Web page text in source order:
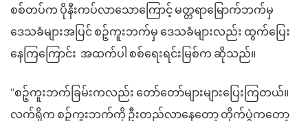
စစ်တပ်က ပိုနီးကပ်လာသောကြောင့် မတ္တရာမြောက်ဘက်မှ
ဒေသခံများအပြင် စဉ့်ကူးဘက်မှ ဒေသခံများလည်း ထွက်ပြေး
နေကြကြောင်း အထက်ပါ စစ်ရေးရင်းမြစ်က ဆိုသည်။
“စဉ့်ကူးဘက်ခြမ်းကလည်း တော်တော်များများပြေးကြတယ်။
လက်ရှိက စဉ့်ကူးဘက်ကို ဦးတည်လာနေတော့ တိုက်ပွဲကတော့